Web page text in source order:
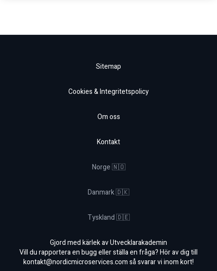
Sitemap
Cookies & Integritetspolicy
Om oss
Kontakt
Norge 🇳🇴
Danmark 🇩🇰
Tyskland 🇩🇪
Gjord med kärlek av Utvecklarakademin
Vill du rapportera en bugg eller ställa en fråga? Hör av dig till
kontakt@nordicmicroservices.comså svarar vi inom kort!